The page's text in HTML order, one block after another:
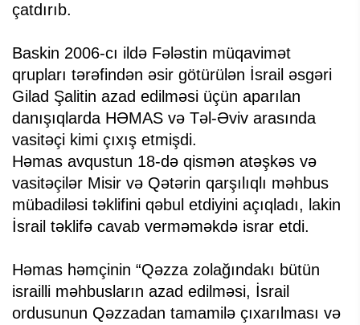
çatdırıb.
Baskin 2006-cı ildə Fələstin müqavimət
qrupları tərəfindən əsir götürülən İsrail əsgəri
Gilad Şalitin azad edilməsi üçün aparılan
danışıqlarda HƏMAS və Təl-Əviv arasında
vasitəçi kimi çıxış etmişdi.
Həmas avqustun 18-də qismən atəşkəs və
vasitəçilər Misir və Qətərin qarşılıqlı məhbus
mübadiləsi təklifini qəbul etdiyini açıqladı, lakin
İsrail təklifə cavab verməməkdə israr etdi.
Həmas həmçinin “Qəzza zolağındakı bütün
israilli məhbusların azad edilməsi, İsrail
ordusunun Qəzzadan tamamilə çıxarılması və